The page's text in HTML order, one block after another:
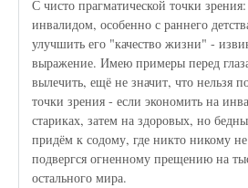
С чисто прагматической точки
инвалидом, особенно с раннего
улучшить его "качество жизни" -
выражение. Имею примеры перед
вылечить, ещё не значит, что нельзя
точки зрения - если экономить на
стариках, затем на здоровых, но
придём к содому, где никто никому
подвергся огненному прещению на
остального мира.